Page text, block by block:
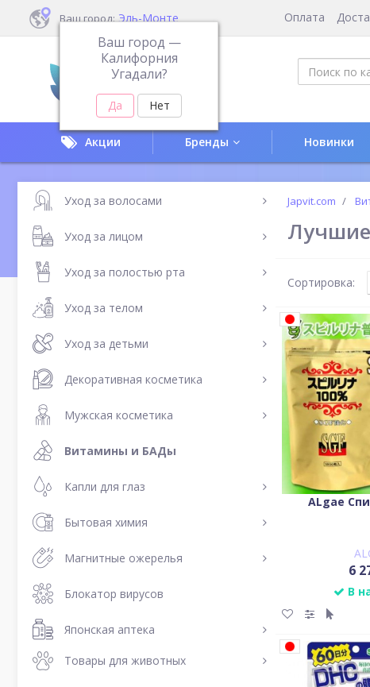
Ваш город: Эль-Монте
Ваш город —
Калифорния
Угадали?
Оплата
Акции Бренды Новинки
Уход за волосами
Уход за лицом
Уход за полостью рта
Уход за телом
Уход за детьми
Декоративная косметика
Мужская косметика
Витамины и БАДы
Капли для глаз
Бытовая химия
Магнитные ожерелья
Блокатор вирусов
Японская аптека
Товары для животных
Japvit.com
Сортировка:
ALgae
6
В